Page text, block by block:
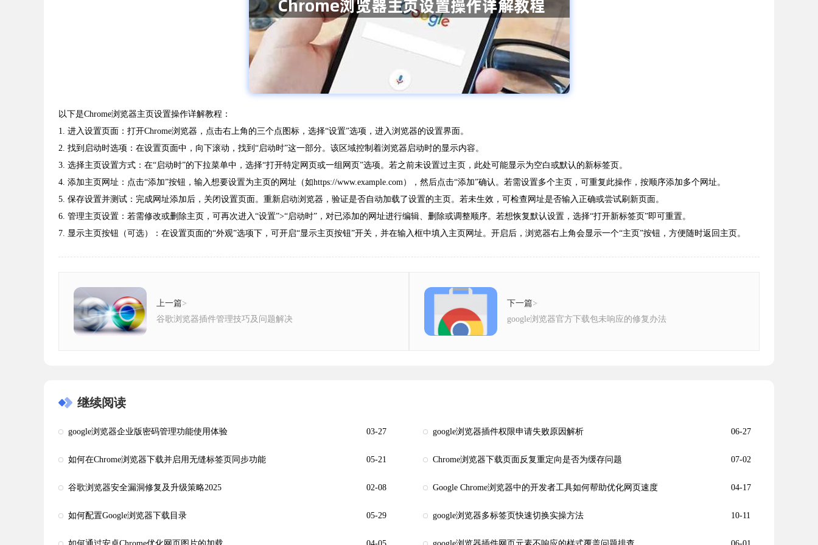
以下是Chrome浏览器主页设置操作详解教程：
1. 进入设置页面：打开Chrome浏览器，点击右上角的三个点图标，选择“设置”选项，进入浏览器的设置界面。
2. 找到启动时选项：在设置页面中，向下滚动，找到“启动时”这一部分。该区域控制着浏览器启动时的显示内容。
3. 选择主页设置方式：在“启动时”的下拉菜单中，选择“打开特定网页或一组网页”选项。若之前未设置过主页，此处可能显示为空白或默认的新标签页。
4. 添加主页网址：点击“添加”按钮，输入想要设置为主页的网址（如https://www.example.com），然后点击“添加”确认。若需设置多个主页，可重复此操作，按顺序添加多个网址。
5. 保存设置并测试：完成网址添加后，关闭设置页面。重新启动浏览器，验证是否自动加载了设置的主页。若未生效，可检查网址是否输入正确或尝试刷新页面。
6. 管理主页设置：若需修改或删除主页，可再次进入“设置”>“启动时”，对已添加的网址进行编辑、删除或调整顺序。若想恢复默认设置，选择“打开新标签页”即可重置。
7. 显示主页按钮（可选）：在设置页面的“外观”选项下，可开启“显示主页按钮”开关，并在输入框中填入主页网址。开启后，浏览器右上角会显示一个“主页”按钮，方便随时返回主页。
上一篇>
谷歌浏览器插件管理技巧及问题解决
下一篇>
google浏览器官方下载包未响应的修复办法
继续阅读
google浏览器企业版密码管理功能使用体验 03-27 google浏览器插件权限申请失败原因解析 06-27
如何在Chrome浏览器下载并启用无缝标签页同步功能 05-21 Chrome浏览器下载页面反复重定向是否为缓存问题 07-02
谷歌浏览器安全漏洞修复及升级策略2025 02-08 Google Chrome浏览器中的开发者工具如何帮助优化网页速度 04-17
如何配置Google浏览器下载目录 05-29 google浏览器多标签页快速切换实操方法 10-11